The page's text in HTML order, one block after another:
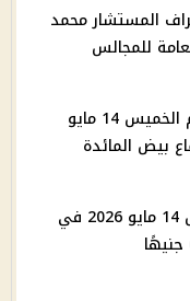
المستشار محمد
للمجالس
أسعار الفراخ والبيض اليوم الخميس 14 مايو
سعر الذهب اليوم الخميس 14 مايو 2026 في